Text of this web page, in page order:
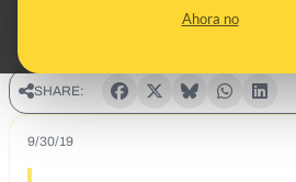
Ahora no
SHARE:
9/30/19